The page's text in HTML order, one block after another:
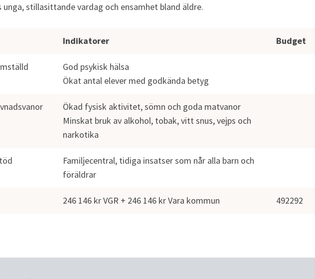
unga, stillasittande vardag och ensamhet bland äldre.
Indikatorer Budget
God psykisk hälsa
Ökat antal elever med godkända betyg
Ökad fysisk aktivitet, sömn och goda matvanor
Minskat bruk av alkohol, tobak, vitt snus, vejps och
narkotika
Familjecentral, tidiga insatser som når alla barn och
föräldrar
246 146 kr VGR + 246 146 kr Vara kommun 492292